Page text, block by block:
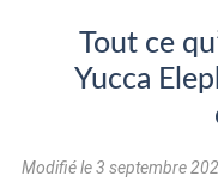
Tout ce
Yucca
Modifié le3 septembre